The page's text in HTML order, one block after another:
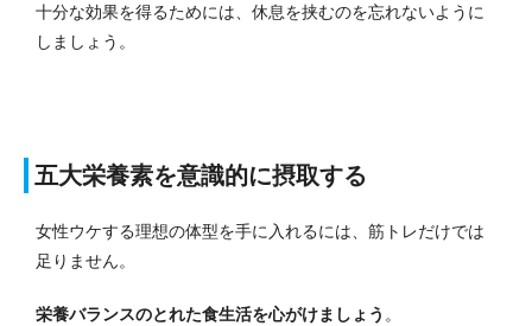
十分な効果を得るためには、休息を挟むのを忘れないように
しましょう。
五大栄養素を意識的に摂取する
女性ウケする理想の体型を手に入れるには、筋トレだけでは
足りません。
栄養バランスのとれた食生活を心がけましょう 。